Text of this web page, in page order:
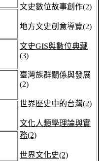
文史數位故事創作(2)
地方文史創意導覽(2)
文史GIS與數位典藏
(3)
臺灣族群關係與發展
(2)
世界歷史中的台灣(2)
文化人類學理論與實
務(2)
世界文化史(2)